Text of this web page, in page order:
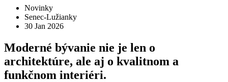
Novinky
Senec-Lužianky
30 Jan 2026
Moderné bývanie nie je len o
architektúre, ale aj o kvalitnom a
funkčnom interiéri.